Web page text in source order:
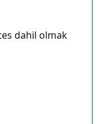
dahil olmak